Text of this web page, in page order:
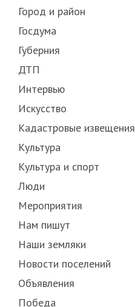
Город и район
Госдума
Губерния
ДТП
Интервью
Искусство
Кадастровые извещения
Культура
Культура и спорт
Люди
Мероприятия
Нам пишут
Наши земляки
Новости поселений
Объявления
Победа